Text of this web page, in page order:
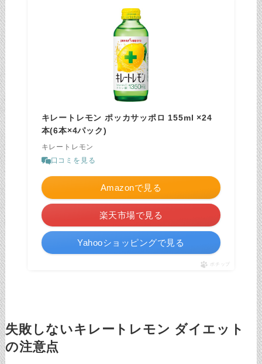
キレートレモン ポッカサッポロ 155ml ×24
本(6本×4パック)
キレートレモン
口コミを見る
Amazonで見る
楽天市場で見る
Yahooショッピングで見る
ポチップ
失敗しないキレートレモン ダイエット
の注意点